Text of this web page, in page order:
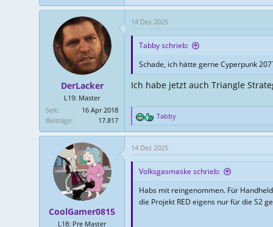
e
k
t
n
n
DerLacker
L19: Master
Seit
16 Apr 2018
Beiträge
17.817
14 Dez 2025
Tabby schrieb:
Schade, ich hätte gerne Cyperpunk
Ich habe jetzt auch Triangle
R
e
k
t
Tabby
CoolGamer0815
L18: Pre Master
14 Dez 2025
Volksgasmaske schrieb:
Habs mit reingenommen. Für
die Projekt RED eigens nur für die S2